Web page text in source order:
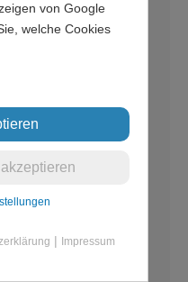
meine Daten
des Newsletters
Einverständnis kann
Die
wenn Sie
von Google
welche Cookies
| Impressum